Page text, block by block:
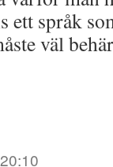
ett språk
väl